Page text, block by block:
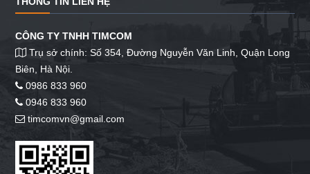
CÔNG TY TNHH TIMCOM
Trụ sở chính: Số 354, Đường Nguyễn Văn Linh, Quận Long
Biên, Hà Nội.
0986 833 960
0946 833 960
timcomvn@gmail.com